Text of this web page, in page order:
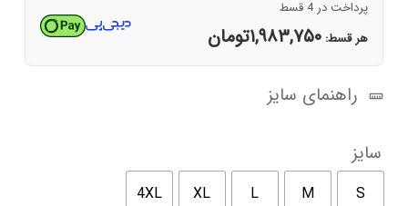
پرداخت در 4 قسط
هر قسط:۱,۹۸۳,۷۵۰تومان
راهنمای سایز
سایز
S
M
L
XL
4XL